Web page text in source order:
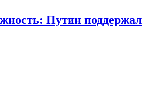
Путин поддержал